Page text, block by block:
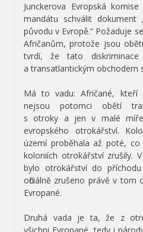
Junckerova Evropská
mandátu schválit dokument
původu v Evropě.“ Požaduje
Afričanům, protože jsou
tvrdí, že tato
a transatlantickým obchodem
Má to vadu: Afričané, kteří
nejsou potomci obětí
s otroky a jen v malé
evropského otrokářství.
území proběhala až poté, co
koloniích otrokářství zrušily.
bylo otrokářství do
oficiálně zrušeno právě v tom
Evropané.
Druhá vada je ta, že z